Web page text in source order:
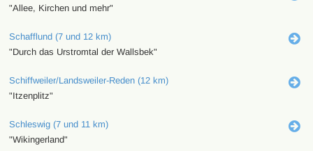
"Allee, Kirchen und mehr"
Schafflund (7 und 12 km)
"Durch das Urstromtal der Wallsbek"
Schiffweiler/Landsweiler-Reden (12 km)
"Itzenplitz"
Schleswig (7 und 11 km)
"Wikingerland"